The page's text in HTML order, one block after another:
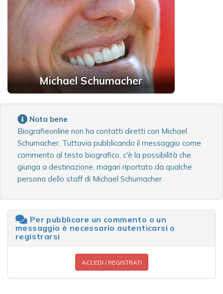
Michael Schumacher
Nota bene
Biografieonline non ha contatti diretti con Michael
Schumacher. Tuttavia pubblicando il messaggio come
commento al testo biografico, c'è la possibilità che
giunga a destinazione, magari riportato da qualche
persona dello staff di Michael Schumacher.
Per pubblicare un commento o un
messaggio è necessario autenticarsi o
registrarsi
ACCEDI / REGISTRATI